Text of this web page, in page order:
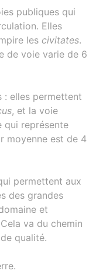
publiques qui
Elles
les civitates.
de voie varie de 6
: elles permettent
, et la voie
qui représente
moyenne est de 4
permettent aux
des grandes
et
va du chemin
qualité.